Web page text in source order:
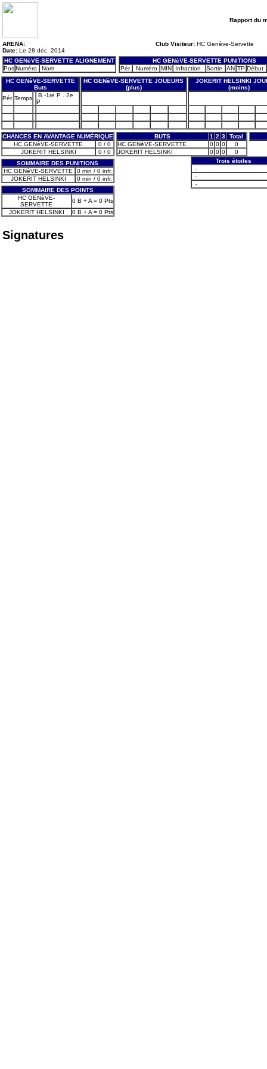
Rapport du
ARENA:
Date: Le 28 déc. 2014
Club Visiteur: HC Genève-Servette
HC GENèVE-SERVETTE ALIGNEMENT
PosNuméro Nom
HC GENèVE-SERVETTE PUNITIONS
Pér.
Numéro MIN Infraction Sortie AN TP Début
HC GENèVE-SERVETTE
Buts
HC GENèVE-SERVETTE JOUEURS
(plus)
JOKERIT HELSINKI
(moins)
Pér. Temps
B -1re P . 2e
P
CHANCES EN AVANTAGE NUMÉRIQUE
HC GENèVE-SERVETTE
0 / 0
JOKERIT HELSINKI
0 / 0
SOMMAIRE DES PUNITIONS
HC GENèVE-SERVETTE
0 min / 0 infr.
JOKERIT HELSINKI
0 min / 0 infr.
SOMMAIRE DES POINTS
HC GENèVE-
SERVETTE
0 B + A = 0 Pts
JOKERIT HELSINKI
0 B + A = 0 Pts
BUTS 1 2 3
Total
HC GENèVE-SERVETTE
0 0 0
0
JOKERIT HELSINKI
0 0 0
0
Trois étoiles
-
-
-
Signatures